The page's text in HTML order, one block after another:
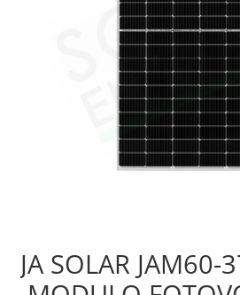
JA SOLAR JAM60-